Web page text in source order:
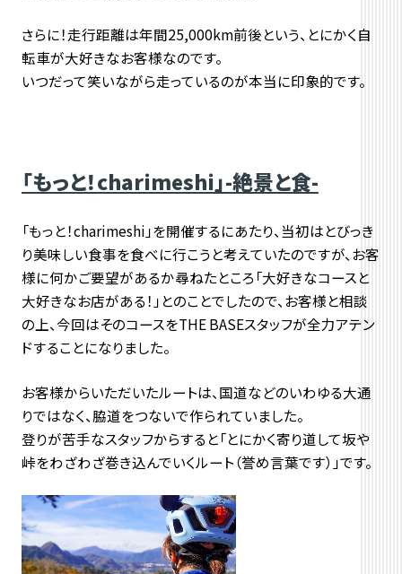
さらに！走行距離は年間25,000km前後という、とにかく自
転車が大好きなお客様なのです。
いつだって笑いながら走っているのが本当に印象的です。
「もっと！charimeshi」-絶景と食-
「もっと！charimeshi」を開催するにあたり、当初はとびっき
り美味しい食事を食べに行こうと考えていたのですが、お客
様に何かご要望があるか尋ねたところ「大好きなコースと
大好きなお店がある！」とのことでしたので、お客様と相談
の上、今回はそのコースをTHE BASEスタッフが全力アテン
ドすることになりました。
お客様からいただいたルートは、国道などのいわゆる大通
りではなく、脇道をつないで作られていました。
登りが苦手なスタッフからすると「とにかく寄り道して坂や
峠をわざわざ巻き込んでいくルート（誉め言葉です）」です。